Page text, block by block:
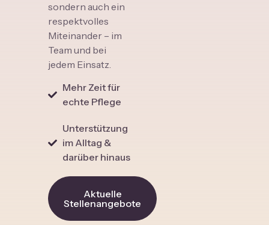
sondern auch ein
respektvolles
Miteinander – im
Team und bei
jedem Einsatz.
Mehr Zeit für
echte Pflege
Unterstützung
im Alltag &
darüber hinaus
Aktuelle
Stellenangebote